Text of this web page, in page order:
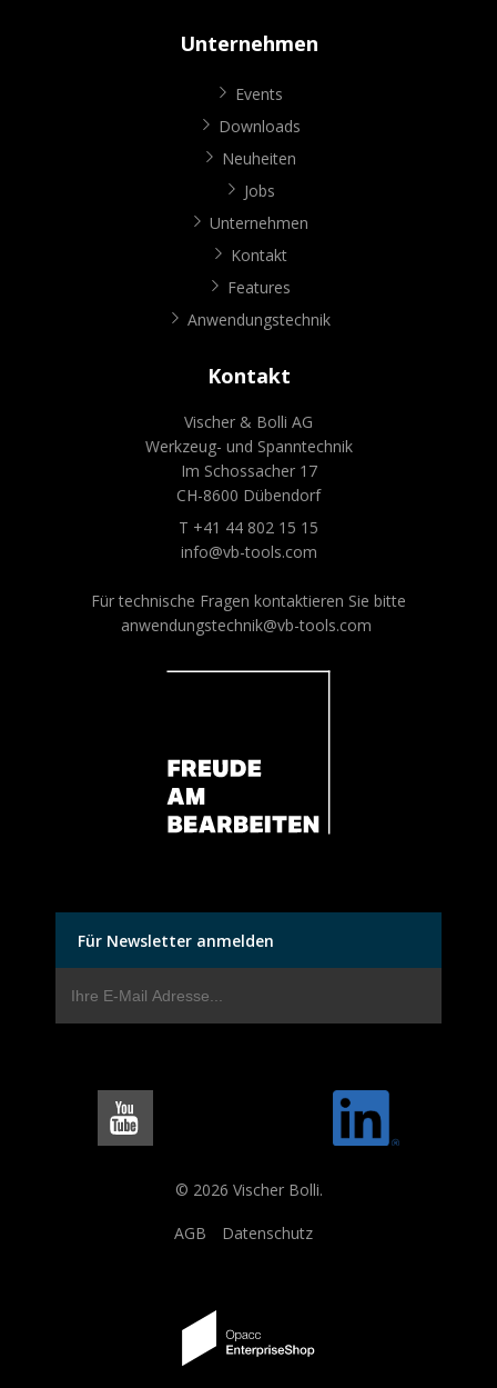
Unternehmen
Events
Downloads
Neuheiten
Jobs
Unternehmen
Kontakt
Features
Anwendungstechnik
Kontakt
Vischer & Bolli AG
Werkzeug- und Spanntechnik
Im Schossacher 17
CH-8600 Dübendorf
T +41 44 802 15 15
info@vb-tools.com
Für technische Fragen kontaktieren Sie bitte
anwendungstechnik@vb-tools.com
Für Newsletter anmelden
© 2026 Vischer Bolli.
AGB Datenschutz